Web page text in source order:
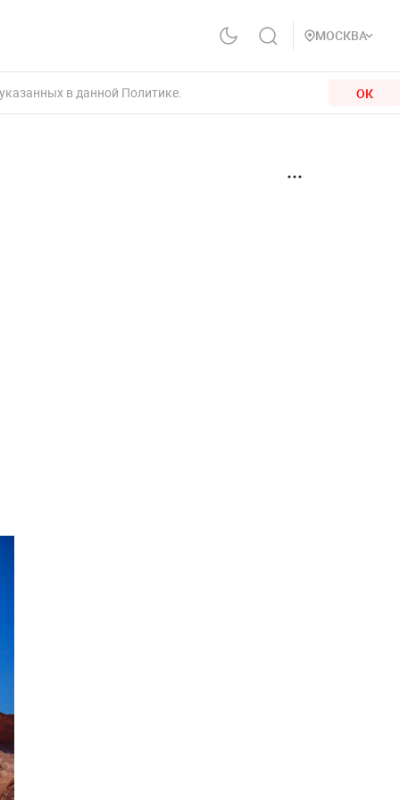
МОСКВА
в данной Политике. ОК